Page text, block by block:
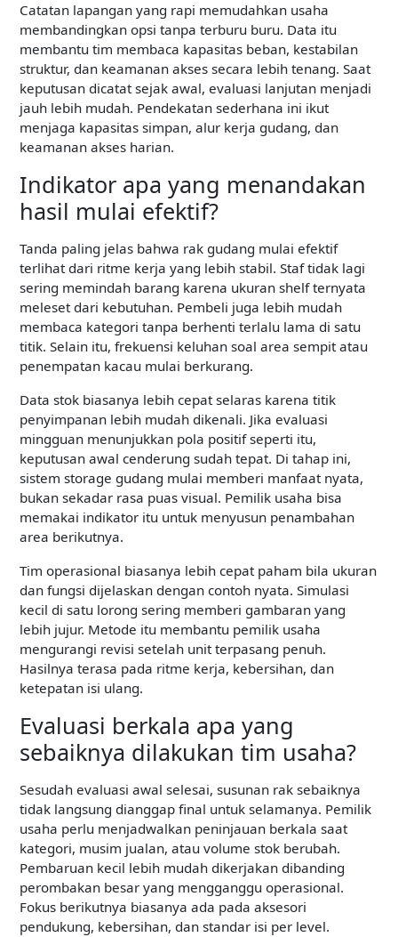
Catatan lapangan yang rapi memudahkan usaha
membandingkan opsi tanpa terburu buru. Data itu
membantu tim membaca kapasitas beban, kestabilan
struktur, dan keamanan akses secara lebih tenang. Saat
keputusan dicatat sejak awal, evaluasi lanjutan menjadi
jauh lebih mudah. Pendekatan sederhana ini ikut
menjaga kapasitas simpan, alur kerja gudang, dan
keamanan akses harian.
Indikator apa yang menandakan
hasil mulai efektif?
Tanda paling jelas bahwa rak gudang mulai efektif
terlihat dari ritme kerja yang lebih stabil. Staf tidak lagi
sering memindah barang karena ukuran shelf ternyata
meleset dari kebutuhan. Pembeli juga lebih mudah
membaca kategori tanpa berhenti terlalu lama di satu
titik. Selain itu, frekuensi keluhan soal area sempit atau
penempatan kacau mulai berkurang.
Data stok biasanya lebih cepat selaras karena titik
penyimpanan lebih mudah dikenali. Jika evaluasi
mingguan menunjukkan pola positif seperti itu,
keputusan awal cenderung sudah tepat. Di tahap ini,
sistem storage gudang mulai memberi manfaat nyata,
bukan sekadar rasa puas visual. Pemilik usaha bisa
memakai indikator itu untuk menyusun penambahan
area berikutnya.
Tim operasional biasanya lebih cepat paham bila ukuran
dan fungsi dijelaskan dengan contoh nyata. Simulasi
kecil di satu lorong sering memberi gambaran yang
lebih jujur. Metode itu membantu pemilik usaha
mengurangi revisi setelah unit terpasang penuh.
Hasilnya terasa pada ritme kerja, kebersihan, dan
ketepatan isi ulang.
Evaluasi berkala apa yang
sebaiknya dilakukan tim usaha?
Sesudah evaluasi awal selesai, susunan rak sebaiknya
tidak langsung dianggap final untuk selamanya. Pemilik
usaha perlu menjadwalkan peninjauan berkala saat
kategori, musim jualan, atau volume stok berubah.
Pembaruan kecil lebih mudah dikerjakan dibanding
perombakan besar yang mengganggu operasional.
Fokus berikutnya biasanya ada pada aksesori
pendukung, kebersihan, dan standar isi per level.